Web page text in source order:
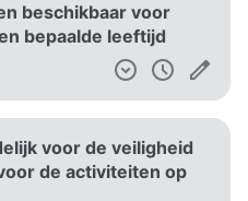
beschikbaar voor
bepaalde leeftijd
voor de veiligheid
de activiteiten op